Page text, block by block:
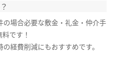
の場合必要な敷金・礼金・仲介手
です！
経費削減にもおすすめです。